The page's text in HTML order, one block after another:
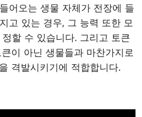
어오는 생물 자체가 전장에 들
고 있는 경우, 그 능력 또한 모
할 수 있습니다. 그리고 토큰
이 아닌 생물들과 마찬가지로
격발시키기에 적합합니다.